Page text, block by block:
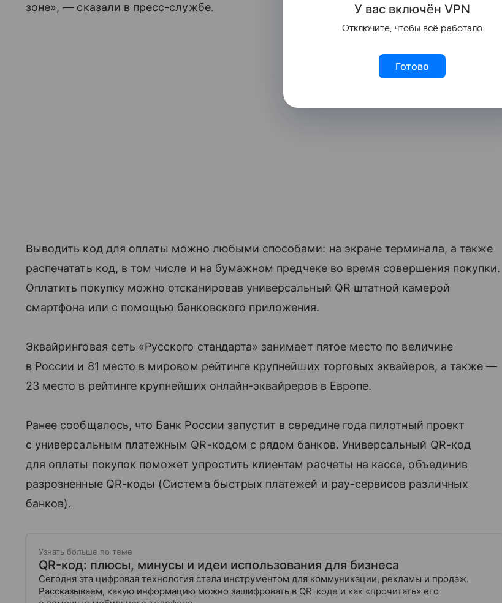
зоне», — сказали в пресс-службе.
Выводить код для оплаты можно любыми способами: на экране терминала, а также
распечатать код, в том числе и на бумажном предчеке во время совершения покупки.
Оплатить покупку можно отсканировав универсальный QR штатной камерой
смартфона или с помощью банковского приложения.
Эквайринговая сеть «Русского стандарта» занимает пятое место по величине
в России и 81 место в мировом рейтинге крупнейших торговых эквайеров, а также —
23 место в рейтинге крупнейших онлайн-эквайреров в Европе.
Ранее сообщалось, что Банк России запустит в середине года пилотный проект
с универсальным платежным QR-кодом с рядом банков. Универсальный QR-код
для оплаты покупок поможет упростить клиентам расчеты на кассе, объединив
разрозненные QR-коды (Система быстрых платежей и pay-сервисов различных
банков).
Узнать больше по теме
QR-код: плюсы, минусы и идеи использования для бизнеса
Сегодня эта цифровая технология стала инструментом для коммуникации, рекламы и продаж.
Рассказываем, какую информацию можно зашифровать в QR-коде и как «прочитать» его
У вас включён VPN
Отключите, чтобы всё работало
Готово